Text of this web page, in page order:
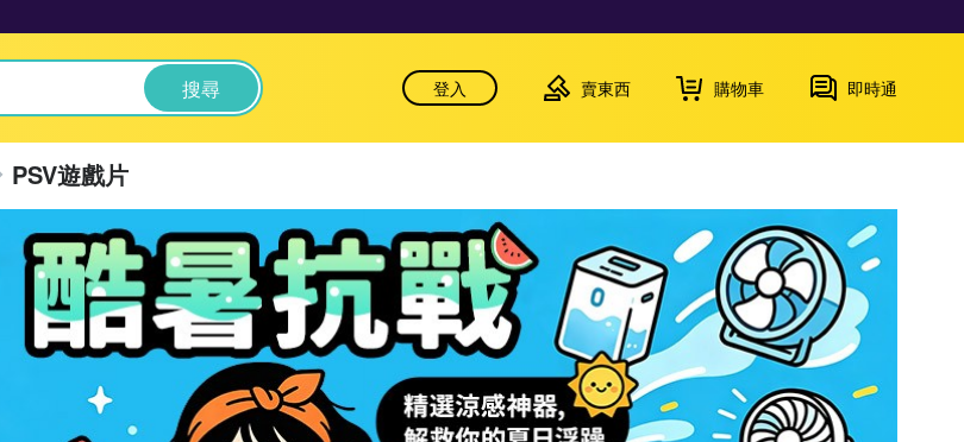
搜尋 登入 賣東西 購物車 即時通
PSV遊戲片